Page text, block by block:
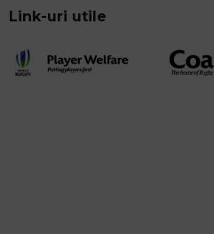
Link-uri utile